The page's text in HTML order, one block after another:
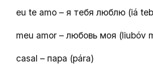
eu te amo – я тебя люблю (iá
meu amor – любовь моя (liubóv
casal – пара (pára)